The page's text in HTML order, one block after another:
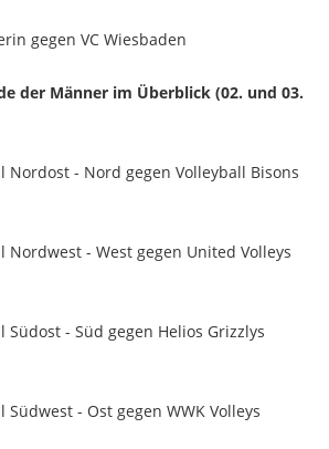
gegen VC Wiesbaden
der Männer im Überblick (02. und 03.
Nordost - Nord gegen Volleyball Bisons
Nordwest - West gegen United Volleys
Südost - Süd gegen Helios Grizzlys
Südwest - Ost gegen WWK Volleys